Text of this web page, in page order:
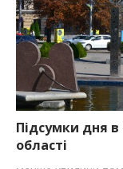
Підсумки дня в
області